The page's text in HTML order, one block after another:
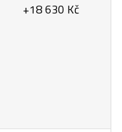
+18 630 Kč